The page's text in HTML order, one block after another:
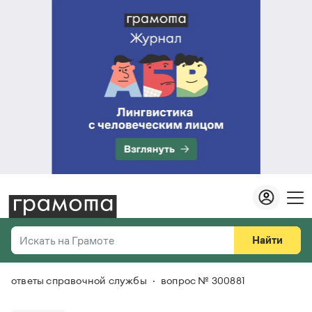
Искать на Грамоте
Справочная служба
Найти
Везде
ответы справочной службы вопрос № 300881